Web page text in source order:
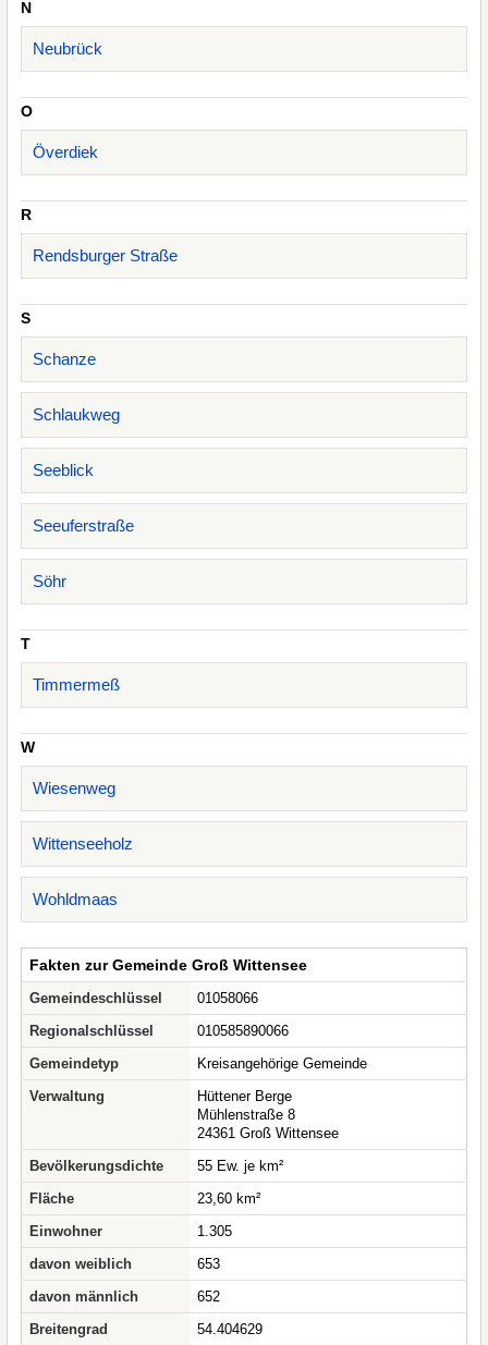
N
Neubrück
O
Överdiek
R
Rendsburger Straße
S
Schanze
Schlaukweg
Seeblick
Seeuferstraße
Söhr
T
Timmermeß
W
Wiesenweg
Wittenseeholz
Wohldmaas
Fakten zur Gemeinde Groß Wittensee
Gemeindeschlüssel
01058066
Regionalschlüssel
010585890066
Gemeindetyp
Kreisangehörige Gemeinde
Verwaltung
Hüttener Berge
Mühlenstraße 8
24361 Groß Wittensee
Bevölkerungsdichte
55 Ew. je km²
Fläche
23,60 km²
Einwohner
1.305
davon weiblich
653
davon männlich
652
Breitengrad
54.404629